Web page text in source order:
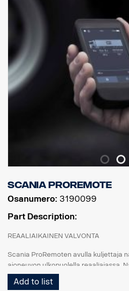
Scania ProRemote
Osanumero: 3190099
Part Description:
REAALIAIKAINEN VALVONTA
Scania ProRemoten avulla kuljettaja
ajoneuvon ulkopuolella reaaliajassa.
jokainen kuorma on täydellisesti
ja alan määräysten mukainen.
Add to list